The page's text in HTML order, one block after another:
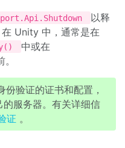
以释
Unity 中，通常是在
中或在
验证的证书和配置，
服务器。有关详细信
证 。